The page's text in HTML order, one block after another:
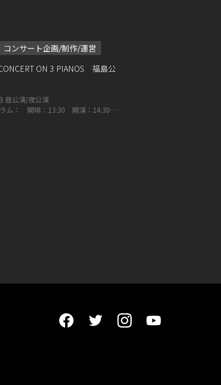
コンサート企画/制作/運営
ON 3 PIANOS 福島公
2026年10月03日 昼公演/夜公演
ラム： 開場：13:30 開演：14:30